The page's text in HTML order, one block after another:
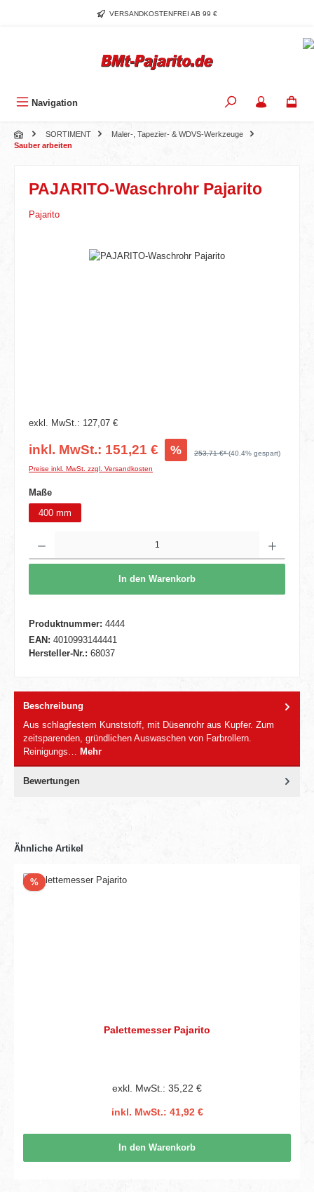
Zum Hauptinhalt springenVERSANDKOSTENFREI AB 99 €
Navigation
SORTIMENT
Maler-, Tapezier- & WDVS-Werkzeuge
Sauber arbeiten
PAJARITO-Waschrohr Pajarito
Pajarito
Bildergalerie überspringen
exkl. MwSt.: 127,07 €
inkl. MwSt.: 151,21 € % 253,71 €*(40.4% gespart)
Preise inkl. MwSt. zzgl. Versandkosten
Maßeauswählen
400 mm
In den Warenkorb
Produktnummer: 4444
EAN: 4010993144441
Hersteller-Nr.: 68037
Beschreibung
Aus schlagfestem Kunststoff, mit Düsenrohr aus Kupfer. Zum
zeitsparenden, gründlichen Auswaschen von Farbrollern.
Reinigungs…
Mehr
Bewertungen
Ähnliche Artikel
%Rabatt
Palettemesser Pajarito
exkl. MwSt.: 35,22 €
inkl. MwSt.: 41,92 €
In den Warenkorb